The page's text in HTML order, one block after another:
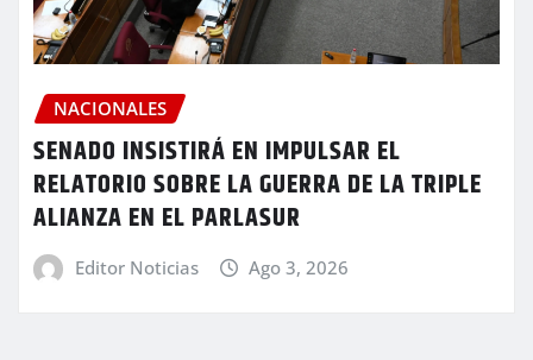
NACIONALES
SENADO INSISTIRÁ EN IMPULSAR EL
RELATORIO SOBRE LA GUERRA DE LA TRIPLE
ALIANZA EN EL PARLASUR
Editor Noticias Ago 3, 2026